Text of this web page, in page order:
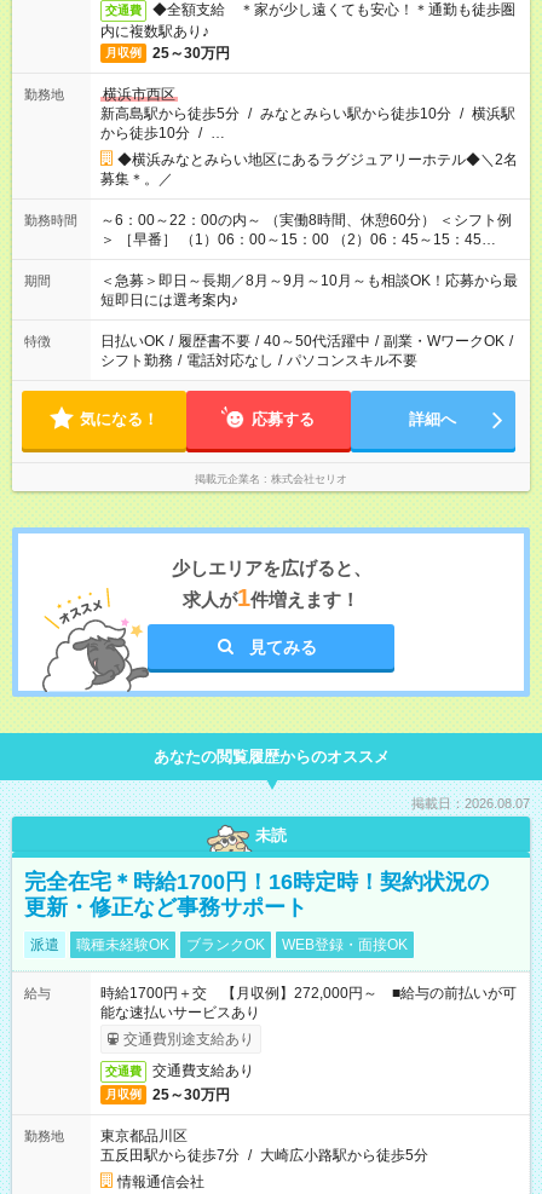
交通費
◆全額支給 ＊家が少し遠くても安心！＊通勤も徒歩圏
内に複数駅あり♪
月収例 25～30万円
勤務地
横浜市西区
新高島駅から徒歩5分 / みなとみらい駅から徒歩10分 / 横浜駅
から徒歩10分 / …
◆横浜みなとみらい地区にあるラグジュアリーホテル◆＼2名
募集＊。／
勤務時間
～6：00～22：00の内～ （実働8時間、休憩60分） ＜シフト例
＞ ［早番］ （1）06：00～15：00 （2）06：45～15：45
（3）07：30～16：30 ［遅番］ （4）11：30～20：30 （5）
12：00～21：00 （6）13：00～22：00 ※時間指定の相談OK♪
期間
＜急募＞即日～長期／8月～9月～10月～も相談OK！応募から最
短即日には選考案内♪
特徴 日払いOK / 履歴書不要 / 40～50代活躍中 / 副業・WワークOK /
シフト勤務 / 電話対応なし / パソコンスキル不要
気になる！ 応募する 詳細へ
掲載元企業名 株式会社セリオ
少しエリアを広げると、
求人が1件増えます！
見てみる
あなたの閲覧履歴からのオススメ
掲載日：2026.08.07
未読
完全在宅＊時給1700円！16時定時！契約状況の
更新・修正など事務サポート
派遣 職種未経験OK ブランクOK WEB登録・面接OK
給与
時給1700円＋交 【月収例】272,000円～ ■給与の前払いが可
能な速払いサービスあり
交通費別途支給あり
交通費 交通費支給あり
月収例 25～30万円
勤務地
東京都品川区
五反田駅から徒歩7分 / 大崎広小路駅から徒歩5分
情報通信会社